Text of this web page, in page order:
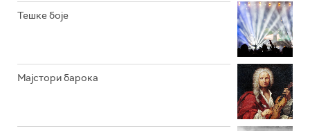
РАДИО ЏЕЗЕР
Тешке боје
Мајстори барока